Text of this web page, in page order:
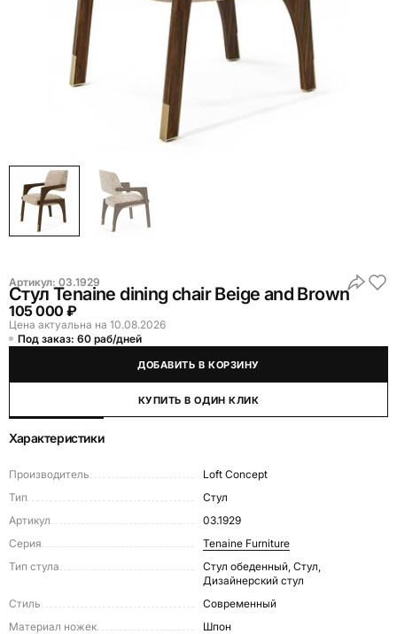
Артикул: 03.1929
Стул Tenaine dining chair Beige and Brown
105 000 ₽
Цена актуальна на 10.08.2026
Под заказ: 60 раб/дней
ДОБАВИТЬ В КОРЗИНУ
КУПИТЬ В ОДИН КЛИК
Характеристики
Производитель
Loft Concept
Тип
Стул
Артикул
03.1929
Серия
Tenaine Furniture
Тип стула
Стул обеденный, Стул,
Дизайнерский стул
Стиль
Современный
Материал ножек
Шпон